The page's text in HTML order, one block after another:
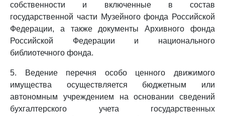
собственности и включенные в состав
государственной части Музейного фонда Российской
Федерации, а также документы Архивного фонда
Российской Федерации и национального
библиотечного фонда.
5. Ведение перечня особо ценного движимого
имущества осуществляется бюджетным или
автономным учреждением на основании сведений
бухгалтерского учета государственных